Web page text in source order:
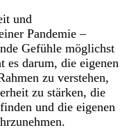
und
Pandemie –
Gefühle möglichst
es darum, die eigenen
zu verstehen,
zu stärken, die
und die eigenen